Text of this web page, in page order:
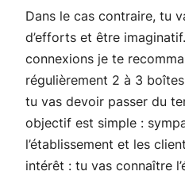
Dans le cas contraire, tu
d’efforts et être
connexions je te
régulièrement 2 à 3
tu vas devoir passer du
objectif est simple :
l’établissement et les
intérêt : tu vas connaître